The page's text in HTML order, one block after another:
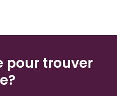
pour trouver